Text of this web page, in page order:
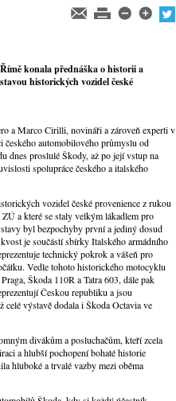
konala přednáška o historii a
historických vozidel české
a Marco Cirilli, novináři a zároveň experti v
českého automobilového průmyslu od
dnes proslulé Škody, až po její vstup na
spolupráce českého a italského
vozidel české provenience z rukou
a které se staly velkým lákadlem pro
byl bezpochyby první a jediný dosud
je součástí sbírky Italského armádního
technický pokrok a vášeň pro
Vedle tohoto historického motocyklu
Škoda 110R a Tatra 603, dále pak
Českou republiku a jsou
výstavě dodala i Škoda Octavia ve
divákům a posluchačům, kteří zcela
a hlubší pochopení bohaté historie
hluboké a trvalé vazby mezi oběma